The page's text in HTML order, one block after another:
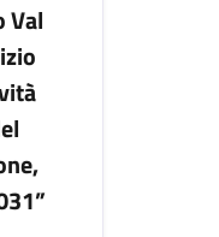
Val